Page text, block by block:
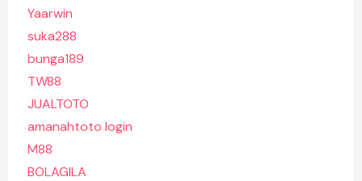
Yaarwin
suka288
bunga189
TW88
JUALTOTO
amanahtoto login
M88
BOLAGILA